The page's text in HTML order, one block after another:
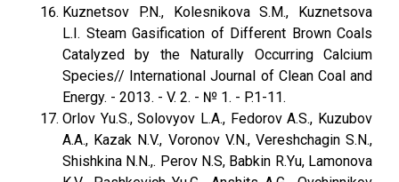
Kuznetsov P.N., Kolesnikova S.M., Kuznetsova
L.I. Steam Gasification of Different Brown Coals
Catalyzed by the Naturally Occurring Calcium
Species// International Journal of Clean Coal and
Energy. - 2013. - V. 2. - № 1. - P.1-11.
Orlov Yu.S., Solovyov L.A., Fedorov A.S., Kuzubov
A.A., Kazak N.V., Voronov V.N., Vereshchagin S.N.,
Shishkina N.N.,. Perov N.S, Babkin R.Yu, Lamonova